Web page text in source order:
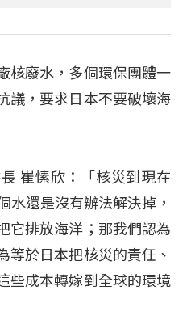
核廢水，多個環保團體一
議，要求日本不要破壞海
崔愫欣：「核災到現在
水還是沒有辦法解決掉，
它排放海洋；那我們認為
等於日本把核災的責任、
些成本轉嫁到全球的環境